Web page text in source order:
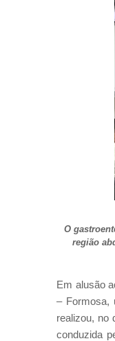
O
região
Em alusão
– Formosa,
realizou, no
conduzida